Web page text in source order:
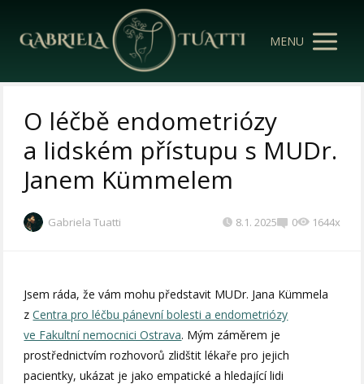
MENU
O léčbě endometriózy
a lidském přístupu s MUDr.
Janem Kümmelem
Gabriela Tuatti 8.1. 2025 0 1644x
Jsem ráda, že vám mohu představit MUDr. Jana Kümmela
zCentra pro léčbu pánevní bolesti a endometriózy
ve Fakultní nemocnici Ostrava. Mým záměrem je
prostřednictvím rozhovorů zlidštit lékaře pro jejich
pacientky, ukázat je jako empatické a hledající lidi